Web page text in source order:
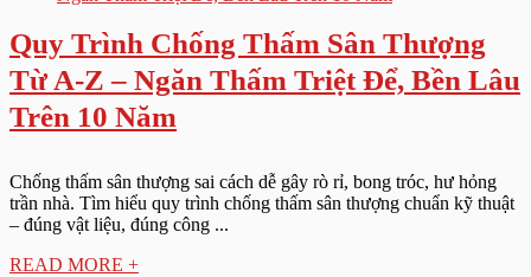
Quy Trình Chống Thấm Sân Thượng
Từ A-Z – Ngăn Thấm Triệt Để, Bền Lâu
Trên 10 Năm
Chống thấm sân thượng sai cách dễ gây rò rỉ, bong tróc, hư hỏng
trần nhà. Tìm hiểu quy trình chống thấm sân thượng chuẩn kỹ thuật
– đúng vật liệu, đúng công ...
READ MORE +